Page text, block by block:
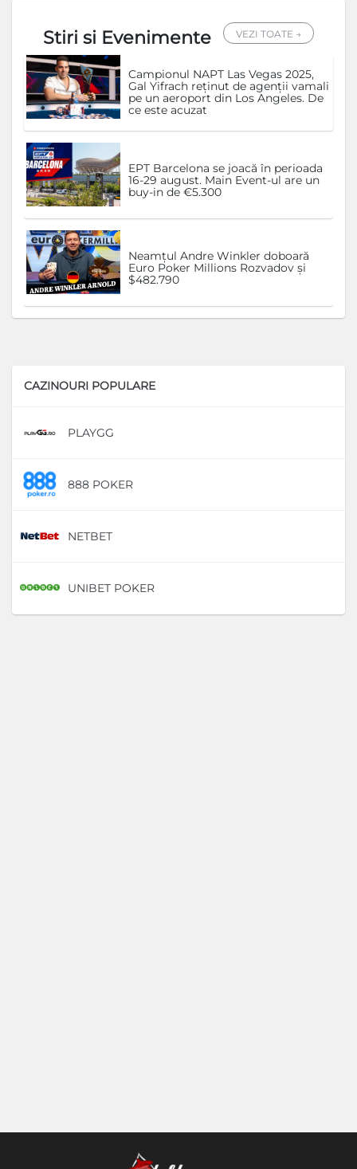
Stiri si Evenimente VEZI TOATE →
Campionul NAPT Las Vegas 2025,
Gal Yifrach reținut de agenții vamali
pe un aeroport din Los Angeles. De
ce este acuzat
EPT Barcelona se joacă în perioada
16-29 august. Main Event-ul are un
buy-in de €5.300
Neamțul Andre Winkler doboară
Euro Poker Millions Rozvadov și
$482.790
CAZINOURI POPULARE
PLAYGG
888 POKER
NETBET
UNIBET POKER